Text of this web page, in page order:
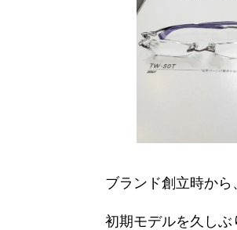
ブランド創立時から
初期モデルを久しぶ